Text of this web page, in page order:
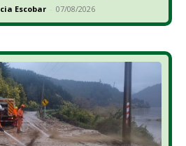
Escobar - 07/08/2026